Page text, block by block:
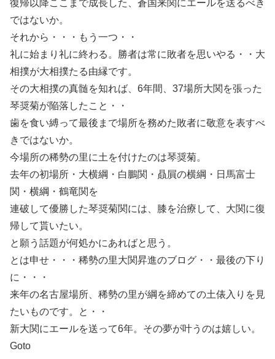
復帰以降ここまで成長した、蒼国来関にエールを送るべき
ではないか。
それから・・・もう一つ・・
礼に始まり礼に終わる。勝者は常に敗者を思いやる・・大
相撲が大相撲たる由縁です。
その大相撲の真髄を知れば、6年間、37場所大関を張った
琴奨菊が陥落したこと・・
歯を食い縛って最後まで場所を務めた敗者に敬意を表すべ
きではないか。
今場所の稀勢の里に土を付けたのは琴奨菊。
去年の初場所・大横綱・白鵬関・贔屓の横綱・日馬富士
関・横綱・鶴竜関を
連破して優勝した琴奨菊関には、膝を治療して、大関に復
帰して貰いたい。
と願う話題が何処かにあればと思う。
とは申せ・・・稀勢の里大関昇進のブログ・・最後の下り
に・・・
来年の名古屋場所、稀勢の里が綱を締めての土俵入りを見
たいものです。と・・
新大関にエールを送って6年。その夢が叶うのは嬉しい。
Goto